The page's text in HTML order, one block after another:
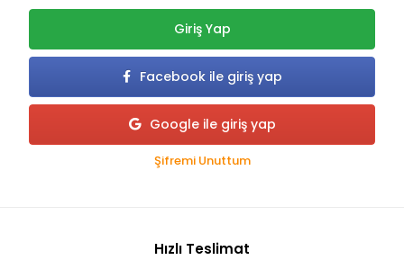
Giriş Yap
Facebook ile giriş yap
Google ile giriş yap
Şifremi Unuttum
Hızlı Teslimat